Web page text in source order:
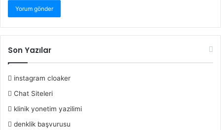
Son Yazılar
instagram cloaker
Chat Siteleri
klinik yonetim yazilimi
denklik başvurusu